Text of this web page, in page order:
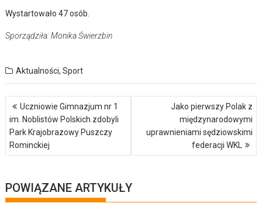
Wystartowało 47 osób.
Sporządziła: Monika Świerzbin
Aktualności,Sport
Nawigacja
wpisu
Uczniowie Gimnazjum nr 1
im. Noblistów Polskich zdobyli
Park Krajobrazowy Puszczy
Rominckiej
Jako pierwszy Polak z
międzynarodowymi
uprawnieniami sędziowskimi
federacji WKL
POWIĄZANE ARTYKUŁY